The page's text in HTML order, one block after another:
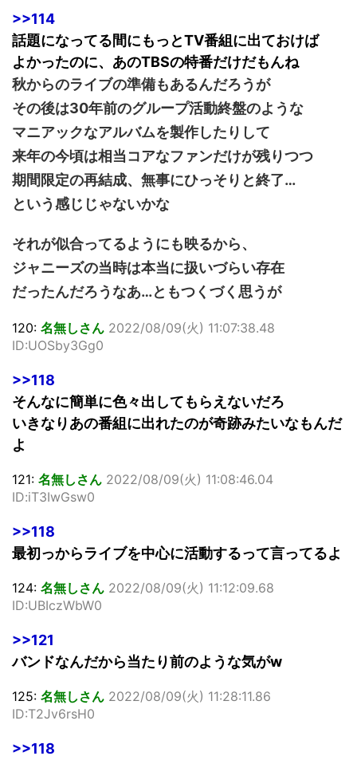
>>114
話題になってる間にもっとTV番組に出ておけば
よかったのに、あのTBSの特番だけだもんね
秋からのライブの準備もあるんだろうが
その後は30年前のグループ活動終盤のような
マニアックなアルバムを製作したりして
来年の今頃は相当コアなファンだけが残りつつ
期間限定の再結成、無事にひっそりと終了…
という感じじゃないかな
それが似合ってるようにも映るから、
ジャニーズの当時は本当に扱いづらい存在
だったんだろうなあ…ともつくづく思うが
120: 名無しさん 2022/08/09(火) 11:07:38.48
ID:UOSby3Gg0
>>118
そんなに簡単に色々出してもらえないだろ
いきなりあの番組に出れたのが奇跡みたいなもんだ
よ
121: 名無しさん 2022/08/09(火) 11:08:46.04
ID:iT3IwGsw0
>>118
最初っからライブを中心に活動するって言ってるよ
124: 名無しさん 2022/08/09(火) 11:12:09.68
ID:UBIczWbW0
>>121
バンドなんだから当たり前のような気がw
125: 名無しさん 2022/08/09(火) 11:28:11.86
ID:T2Jv6rsH0
>>118